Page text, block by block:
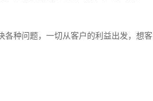
各种问题，一切从客户的利益出发，想客